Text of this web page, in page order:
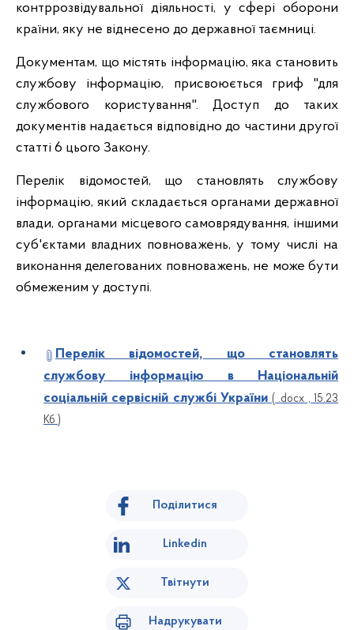
контррозвідувальної діяльності, у сфері оборони
країни, яку не віднесено до державної таємниці.
Документам, що містять інформацію, яка становить
службову інформацію, присвоюється гриф "для
службового користування". Доступ до таких
документів надається відповідно до частини другої
статті 6 цього Закону.
Перелік відомостей, що становлять службову
інформацію, який складається органами державної
влади, органами місцевого самоврядування, іншими
суб'єктами владних повноважень, у тому числі на
виконання делегованих повноважень, не може бути
обмеженим у доступі.
Перелік відомостей, що становлять
службову інформацію в Національній
соціальній сервісній службі України ( .docx , 15.23
Кб )
Поділитися
Linkedin
Твітнути
Надрукувати